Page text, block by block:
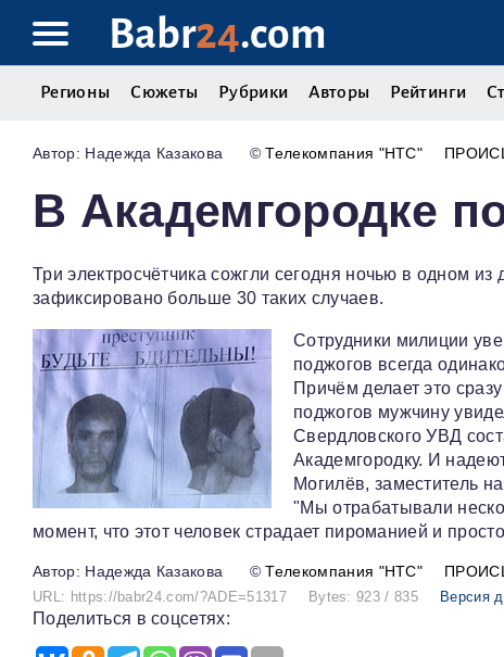
Babr24.com
Регионы Сюжеты Рубрики Авторы Рейтинги
Надежда Казакова ©Телекомпания "НТС"
В Академгородке
Три электросчётчика сожгли сегодня ночью в одном
зафиксировано больше 30 таких случаев.
Сотрудники милиции
поджогов всегда
Причём делает это
поджогов мужчину
Свердловского УВД
Академгородку. И
Могилёв, заместитель
"Мы отрабатывали
момент, что этот человек страдает пироманией и
Надежда Казакова ©Телекомпания "НТС"
URL: https://babr24.com/?ADE=51317 Bytes: 923 / 835 Версия
Поделиться в соцсетях: